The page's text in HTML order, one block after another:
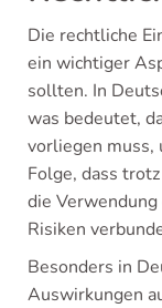
Die rechtliche
ein wichtiger
sollten. In
was bedeutet,
vorliegen muss,
Folge, dass
die
Risiken
Besonders in
Auswirkungen